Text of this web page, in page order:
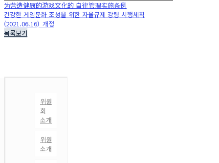
为营造健康的游戏文化的 自律管理实施条例
건강한 게임문화 조성을 위한 자율규제 강령 시행세칙
(2021.06.16)_개정
목록보기
위원
회
소개
위원
소개